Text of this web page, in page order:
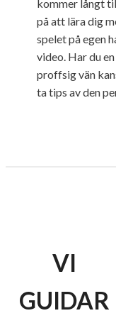
kommer långt
på att lära dig
spelet på egen
video. Har du
proffsig vän
ta tips av den
VI
GUIDAR